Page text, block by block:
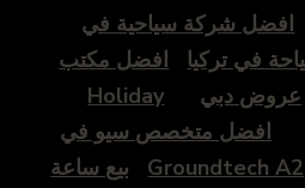
افضل شركة سياحية في
في تركيا
افضل مكتب
عروض دبي
Holiday
افضل متخصص سيو في
Groundtech A2
بيع ساعة